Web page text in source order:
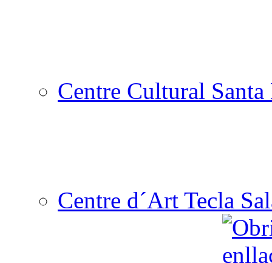
Centre Cultural
Centre d´Art Tecla